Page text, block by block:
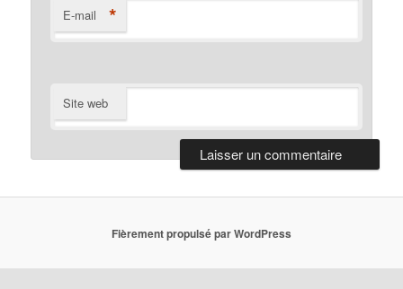
E-mail *
Site web
Fièrement propulsé par WordPress